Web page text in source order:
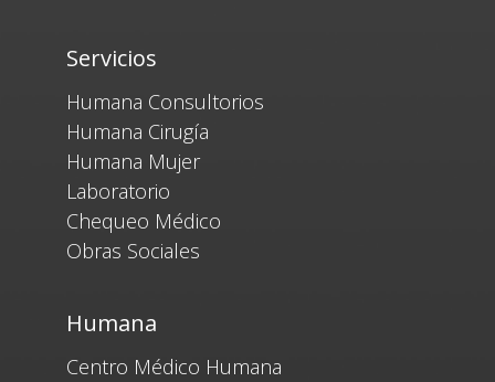
Servicios
Humana Consultorios
Humana Cirugía
Humana Mujer
Laboratorio
Chequeo Médico
Obras Sociales
Humana
Centro Médico Humana